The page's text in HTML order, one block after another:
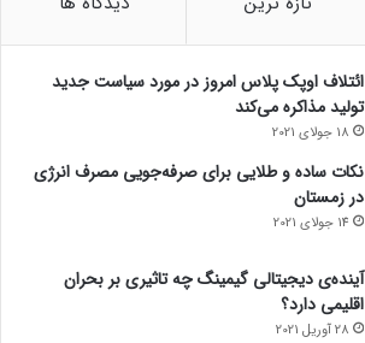
ائتلاف اوپک پلاس امروز در مورد سیاست جدید
تولید مذاکره می‌کند
18 جولای 2021
نکات ساده و طلایی برای صرفه‌جویی مصرف انرژی
در زمستان
14 جولای 2021
آینده‌ی دیجیتالی گیمینگ چه تاثیری بر بحران
اقلیمی دارد؟
28 آوریل 2021